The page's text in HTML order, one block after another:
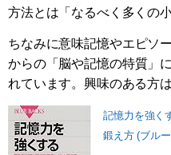
方法とは「なるべく多くの
ちなみに意味記憶やエピソ
からの「脳や記憶の特質」
れています。興味のある方
記憶力を強く
鍛え方 (ブル